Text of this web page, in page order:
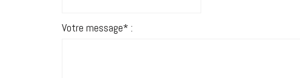
Votre message* :